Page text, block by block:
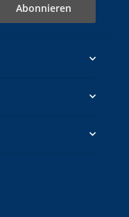
Abonnieren